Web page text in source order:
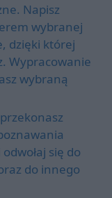
Napisz
wybranej
dzięki której
Wypracowanie
wybraną
się do
do innego